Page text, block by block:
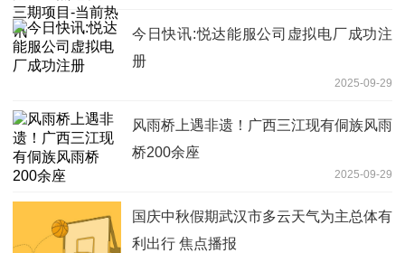
今日快讯:悦达能服公司虚拟电厂成功注
册
2025-09-29
风雨桥上遇非遗！广西三江现有侗族风雨
桥200余座
2025-09-29
国庆中秋假期武汉市多云天气为主总体有
利出行 焦点播报